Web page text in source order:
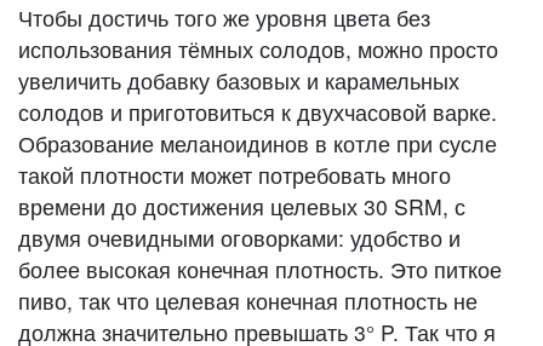
Чтобы достичь того же уровня цвета без
использования тёмных солодов, можно просто
увеличить добавку базовых и карамельных
солодов и приготовиться к двухчасовой варке.
Образование меланоидинов в котле при сусле
такой плотности может потребовать много
времени до достижения целевых 30 SRM, с
двумя очевидными оговорками: удобство и
более высокая конечная плотность. Это питкое
пиво, так что целевая конечная плотность не
должна значительно превышать 3° P. Так что я